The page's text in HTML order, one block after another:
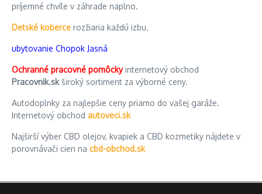
príjemné chvíle v záhrade naplno.
Detské koberce rozžiaria každú izbu.
ubytovanie Chopok Jasná
Ochranné pracovné pomôckyinternetový obchod
Pracovnik.skširoký sortiment za výborné ceny.
Autodoplnky za najlepšie ceny priamo do vašej garáže.
Internetový obchod autoveci.sk
Najširší výber CBD olejov, kvapiek a CBD kozmetiky nájdete v
porovnávači cien na cbd-obchod.sk